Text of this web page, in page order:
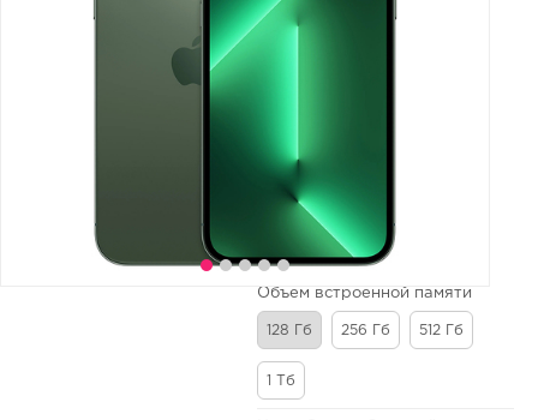
Объем встроенной памяти
128 Гб 256 Гб 512 Гб
1 Тб